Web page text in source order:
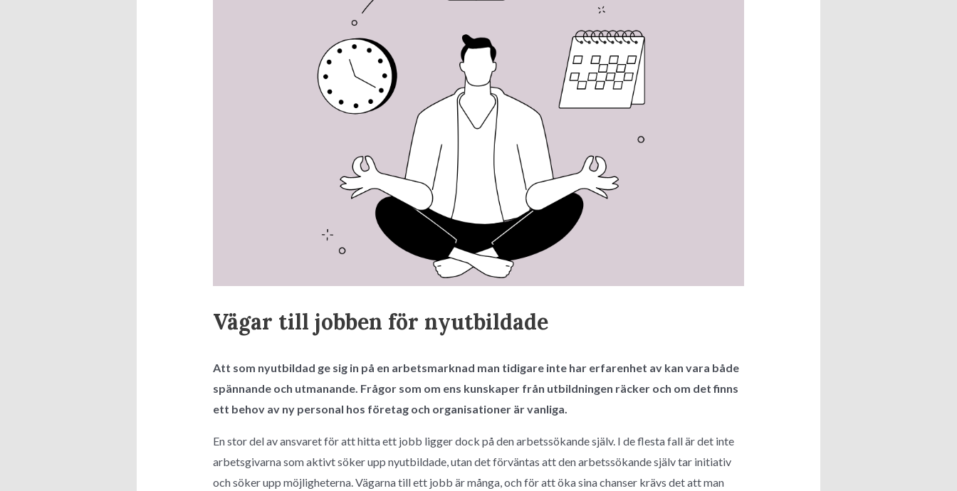
Vägar till jobben för nyutbildade
Att som nyutbildad ge sig in på en arbetsmarknad man tidigare inte har erfarenhet av kan vara både
spännande och utmanande. Frågor som om ens kunskaper från utbildningen räcker och om det finns
ett behov av ny personal hos företag och organisationer är vanliga.
En stor del av ansvaret för att hitta ett jobb ligger dock på den arbetssökande själv. I de flesta fall är det inte
arbetsgivarna som aktivt söker upp nyutbildade, utan det förväntas att den arbetssökande själv tar initiativ
och söker upp möjligheterna. Vägarna till ett jobb är många, och för att öka sina chanser krävs det att man